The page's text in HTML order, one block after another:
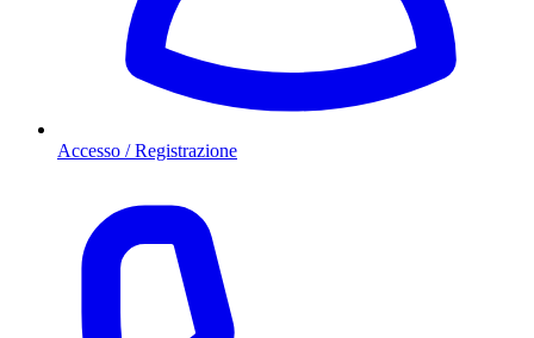
Accesso / Registrazione